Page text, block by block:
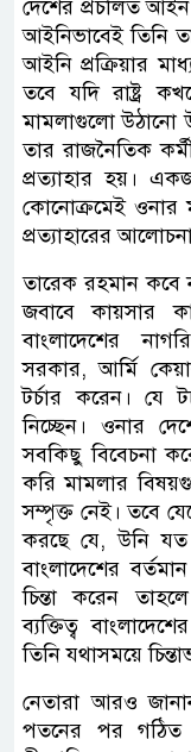
দেশের প্রচলিত আইন,
আইনিভাবেই তিনি
আইনি প্রক্রিয়ার
তবে যদি রাষ্ট্র
মামলাগুলো উঠানো
তার রাজনৈতিক
প্রত্যাহার হয়।
কোনোক্রমেই ওনার
প্রত্যাহারের
তারেক রহমান কবে
জবাবে কায়সার
বাংলাদেশের
সরকার, আর্মি
টর্চার করেন। যে
নিচ্ছেন। ওনার
সবকিছু বিবেচনা
করি মামলার
সম্পৃক্ত নেই। তবে
করছে যে, উনি যত
বাংলাদেশের
চিন্তা করেন
ব্যক্তিত্ব
তিনি যথাসময়ে
নেতারা আরও
পতনের পর গঠিত